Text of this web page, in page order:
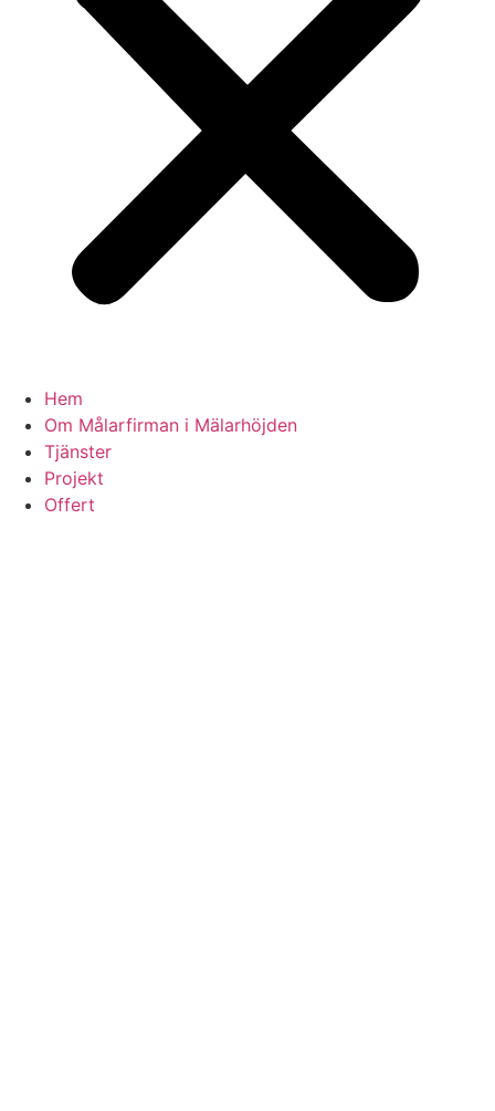
Hem
Om Målarfirman i Mälarhöjden
Tjänster
Projekt
Offert